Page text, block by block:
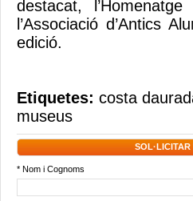
destacat,
l’Associació d’Antics
edició.
Etiquetes: costa
museus
* Nom i Cognoms